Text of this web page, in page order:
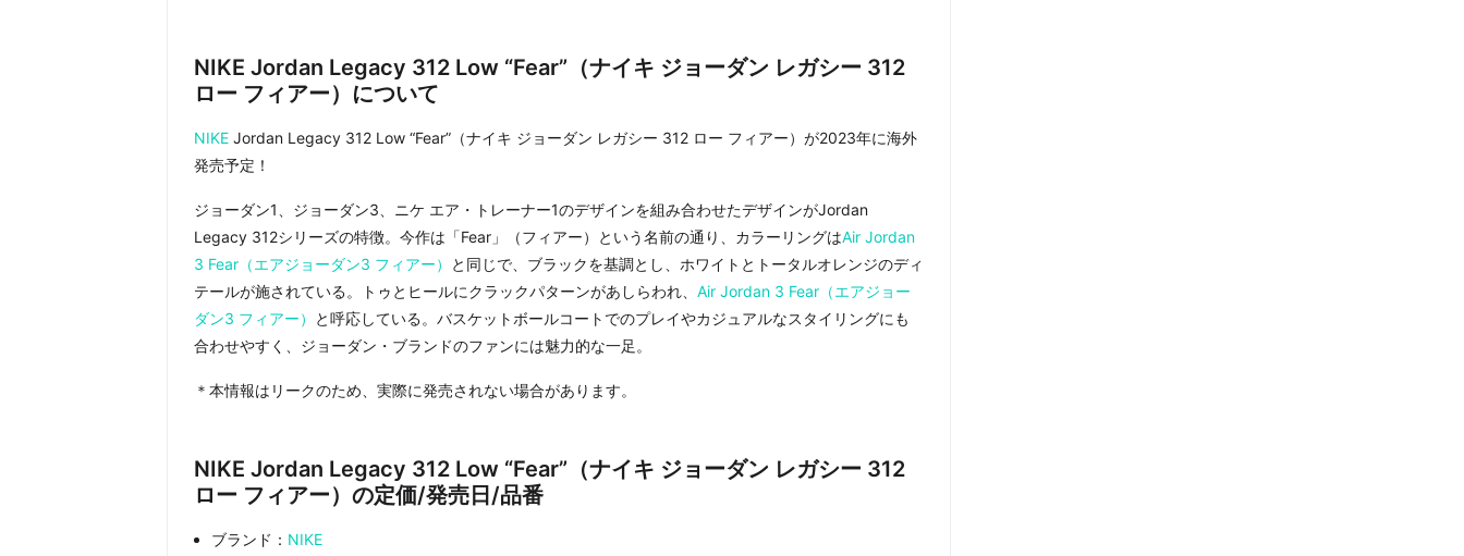
NIKE Jordan Legacy 312 Low “Fear”（ナイキ ジョーダン レガシー 312
ロー フィアー）について
NIKEJordan Legacy 312 Low “Fear”（ナイキ ジョーダン レガシー 312 ロー フィアー）が2023年に海外
発売予定！
ジョーダン1、ジョーダン3、ニケ エア・トレーナー1のデザインを組み合わせたデザインがJordan
Legacy 312シリーズの特徴。今作は「Fear」（フィアー）という名前の通り、カラーリングはAir Jordan
3 Fear（エアジョーダン3 フィアー）
と同じで、ブラックを基調とし、ホワイトとトータルオレンジのディ
テールが施されている。トゥとヒールにクラックパターンがあしらわれ、 Air Jordan 3 Fear（エアジョー
ダン3 フィアー）
と呼応している。バスケットボールコートでのプレイやカジュアルなスタイリングにも
合わせやすく、ジョーダン・ブランドのファンには魅力的な一足。
＊本情報はリークのため、実際に発売されない場合があります。
NIKE Jordan Legacy 312 Low “Fear”（ナイキ ジョーダン レガシー 312
ロー フィアー）の定価/発売日/品番
ブランド： NIKE